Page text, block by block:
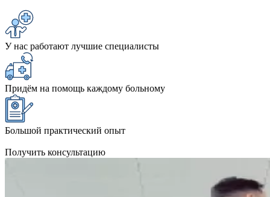
У нас работают лучшие специалисты
Придём на помощь каждому больному
Большой практический опыт
Получить консультацию